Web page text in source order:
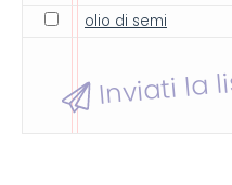
olio di semi
Inviati la